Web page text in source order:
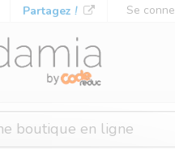
Partagez ! Se